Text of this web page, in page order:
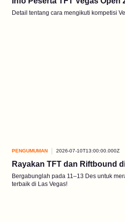
Detail tentang cara mengikuti kompetisi
PENGUMUMAN 2026-07-10T13:00:00.000Z
Rayakan TFT dan Riftbound
Bergabunglah pada 11–13 Des untuk
terbaik di Las Vegas!